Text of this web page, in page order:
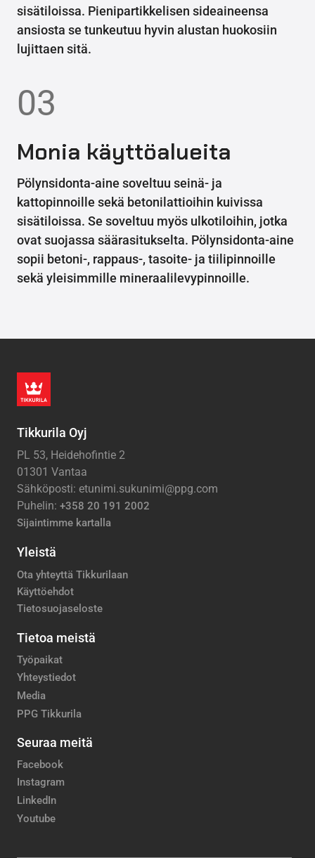
sisätiloissa. Pienipartikkelisen sideaineensa
ansiosta se tunkeutuu hyvin alustan huokosiin
lujittaen sitä.
03
Monia käyttöalueita
Pölynsidonta-aine soveltuu seinä- ja
kattopinnoille sekä betonilattioihin kuivissa
sisätiloissa. Se soveltuu myös ulkotiloihin, jotka
ovat suojassa säärasitukselta. Pölynsidonta-aine
sopii betoni-, rappaus-, tasoite- ja tiilipinnoille
sekä yleisimmille mineraalilevypinnoille.
Tikkurila Oyj
PL 53, Heidehofintie 2
01301 Vantaa
Sähköposti: etunimi.sukunimi@ppg.com
Puhelin: +358 20 191 2002
Sijaintimme kartalla
Yleistä
Ota yhteyttä Tikkurilaan
Käyttöehdot
Tietosuojaseloste
Tietoa meistä
Työpaikat
Yhteystiedot
Media
PPG Tikkurila
Seuraa meitä
Facebook
Instagram
LinkedIn
Youtube